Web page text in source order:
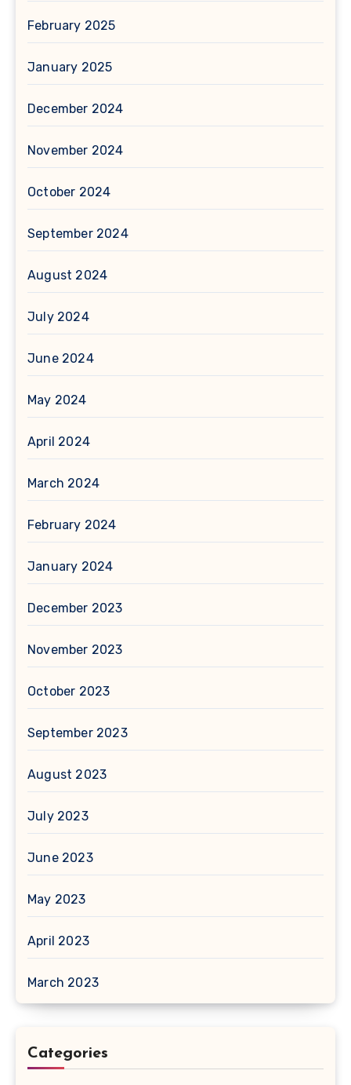
February 2025
January 2025
December 2024
November 2024
October 2024
September 2024
August 2024
July 2024
June 2024
May 2024
April 2024
March 2024
February 2024
January 2024
December 2023
November 2023
October 2023
September 2023
August 2023
July 2023
June 2023
May 2023
April 2023
March 2023
Categories